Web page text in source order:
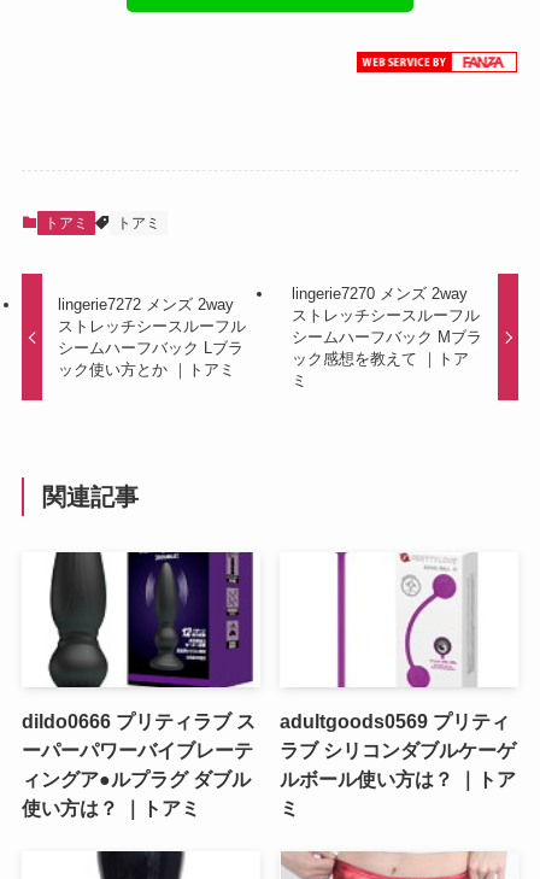
トアミ トアミ
lingerie7272 メンズ 2way
ストレッチシースルーフル
シームハーフバック Lブラ
ック使い方とか ｜トアミ
lingerie7270 メンズ 2way
ストレッチシースルーフル
シームハーフバック Mブラ
ック感想を教えて ｜トア
ミ
関連記事
dildo0666 プリティラブ ス
ーパーパワーバイブレーテ
ィングア●ルプラグ ダブル
使い方は？ ｜トアミ
adultgoods0569 プリティ
ラブ シリコンダブルケーゲ
ルボール使い方は？ ｜トア
ミ